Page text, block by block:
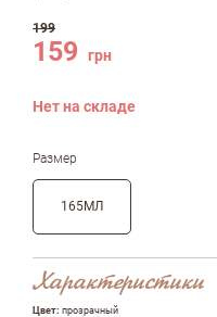
199
159 грн
Нет на складе
Размер
165МЛ
Характеристики
Цвет: прозрачный